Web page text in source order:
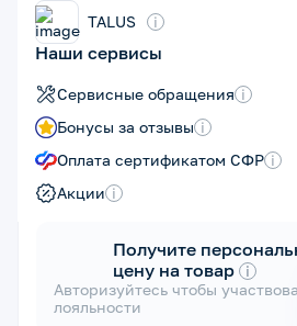
TALUS i
Наши сервисы
Сервисные обращения i
Бонусы за отзывы i
Оплата сертификатом СФР i
Акции i
Получите
цену на товар i
Авторизуйтесь чтобы
лояльности